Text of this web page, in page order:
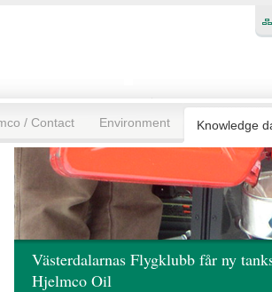
/ Contact Environment Knowledge
Västerdalarnas Flygklubb får ny
Hjelmco Oil